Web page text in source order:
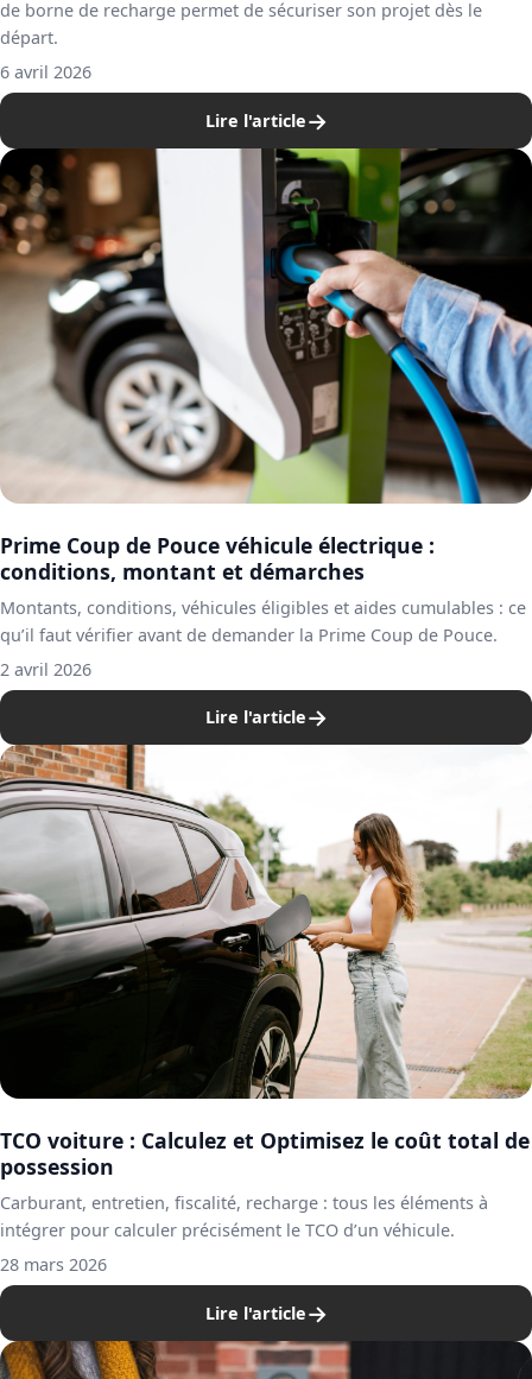
de borne de recharge permet de sécuriser son projet dès le
départ.
6 avril 2026
Lire l'article→
Prime Coup de Pouce véhicule électrique :
conditions, montant et démarches
Montants, conditions, véhicules éligibles et aides cumulables : ce
qu’il faut vérifier avant de demander la Prime Coup de Pouce.
2 avril 2026
Lire l'article→
TCO voiture : Calculez et Optimisez le coût total de
possession
Carburant, entretien, fiscalité, recharge : tous les éléments à
intégrer pour calculer précisément le TCO d’un véhicule.
28 mars 2026
Lire l'article→